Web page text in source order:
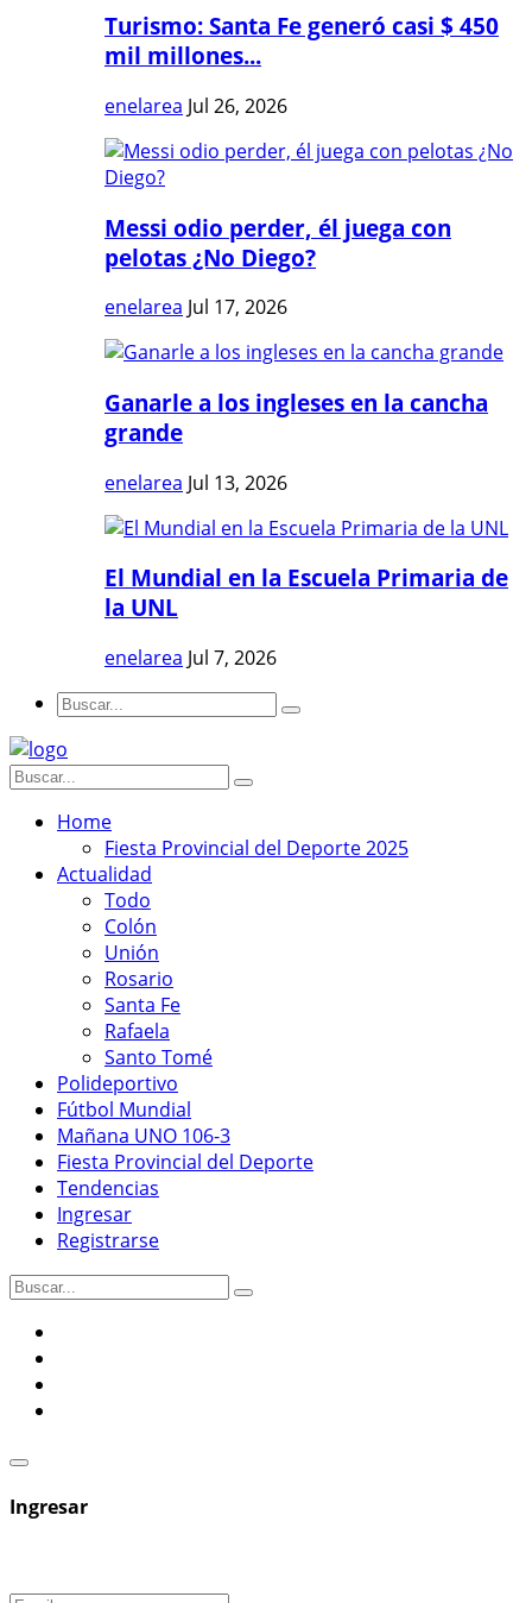
Turismo: Santa Fe generó casi $ 450
mil millones...
enelarea Jul 26, 2026
Messi odio perder, él juega con
pelotas ¿No Diego?
enelarea Jul 17, 2026
Ganarle a los ingleses en la cancha
grande
enelarea Jul 13, 2026
El Mundial en la Escuela Primaria de
la UNL
enelarea Jul 7, 2026
Home
Fiesta Provincial del Deporte 2025
Actualidad
Todo
Colón
Unión
Rosario
Santa Fe
Rafaela
Santo Tomé
Polideportivo
Fútbol Mundial
Mañana UNO 106-3
Fiesta Provincial del Deporte
Tendencias
Ingresar
Registrarse
Ingresar